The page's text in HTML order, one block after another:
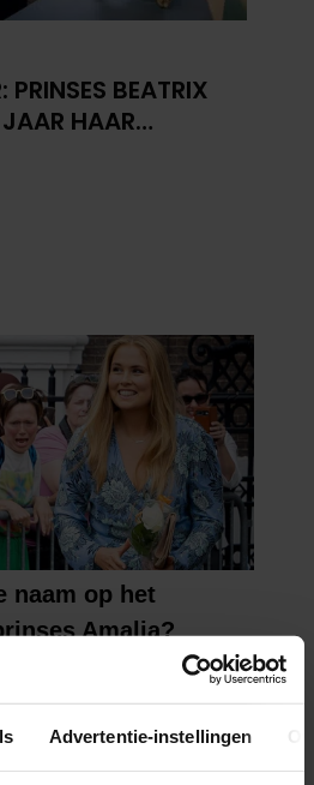
Advertentie-instellingen
PRINSES BEATRIX
HAAR